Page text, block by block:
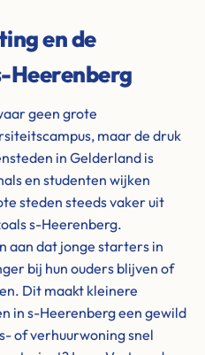
en de
Heerenberg
geen grote
maar de druk
in Gelderland is
en studenten wijken
steden steeds vaker uit
s-Heerenberg.
aan dat jonge starters in
bij hun ouders blijven of
Dit maakt kleinere
in s-Heerenberg een gewild
of verhuurwoning snel